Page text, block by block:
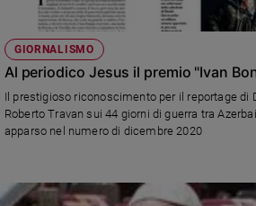
Papa
Papa
Chiesa
Chiesa
e
spiritualità
GIORNALISMO
Al periodico Jesus il premio "Ivan
Il prestigioso riconoscimento per il reportage di
Roberto Travan sui 44 giorni di guerra tra
apparso nel numero di dicembre 2020